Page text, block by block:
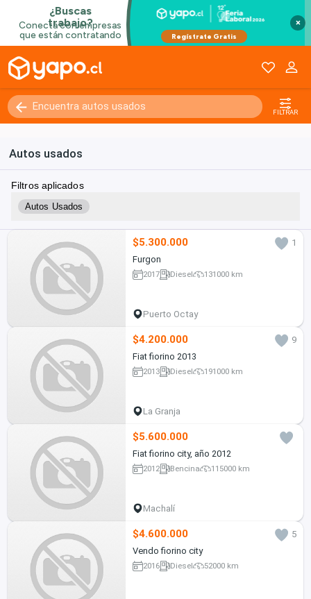
×
FILTRAR
Autos usados
Filtros aplicados
Autos Usados
$5.300.000
1
Furgon
2017 Diesel 131000 km
Puerto Octay
$4.200.000
9
Fiat fiorino 2013
2013 Diesel 191000 km
La Granja
$5.600.000
Fiat fiorino city, año 2012
2012 Bencina 115000 km
Machalí
$4.600.000
5
Vendo fiorino city
2016 Diesel 52000 km